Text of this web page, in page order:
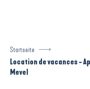
Startseite
Location de vacances -
Mevel